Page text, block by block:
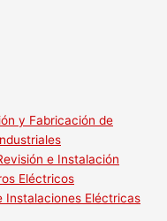
y Fabricación de
e Instalación
Eléctricos
Instalaciones Eléctricas